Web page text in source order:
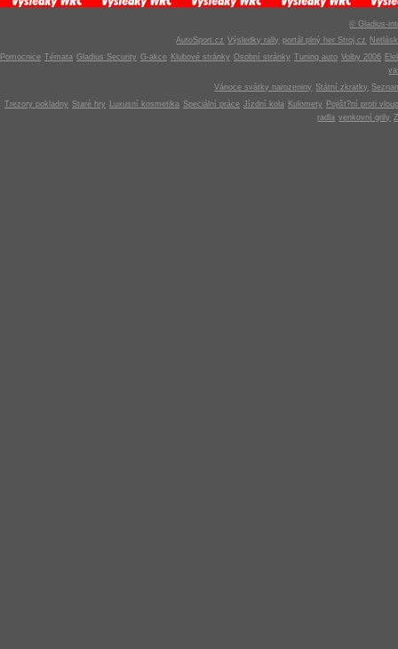
© Gladius-
AutoSport.cz Výsledky rally portál plný her Stroj.cz
Pomocnice Témata Gladius Security G-akce Klubové stránky Osobní stránky Tuning auto Volby 2006
Vánoce svátky narozeniny Státní zkratky
Trezory pokladny Staré hry Luxusní kosmetika Speciální práce Jízdní kola Kulomety
Pojišt?ní proti
radla venkovní grily